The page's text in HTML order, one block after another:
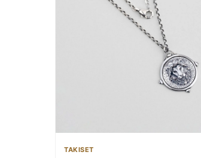
TAKISET